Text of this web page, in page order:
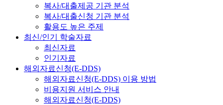
복사/대출제공 기관 분석
복사/대출신청 기관 분석
활용도 높은 주제
최신/인기 학술자료
최신자료
인기자료
해외자료신청(E-DDS)
해외자료신청(E-DDS) 이용 방법
비용지원 서비스 안내
해외자료신청(E-DDS)